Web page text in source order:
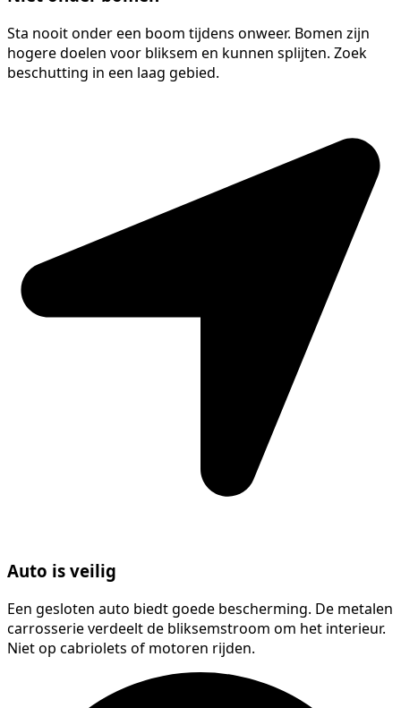
Sta nooit onder een boom tijdens onweer. Bomen zijn
hogere doelen voor bliksem en kunnen splijten. Zoek
beschutting in een laag gebied.
Auto is veilig
Een gesloten auto biedt goede bescherming. De metalen
carrosserie verdeelt de bliksemstroom om het interieur.
Niet op cabriolets of motoren rijden.